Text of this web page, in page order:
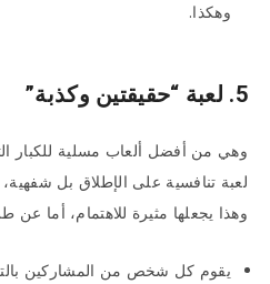
وهكذا.
5. لعبة “حقيقتين وكذبة”
وهي من أفضل ألعاب مسلية للكبار
لعبة تنافسية على الإطلاق بل
وهذا يجعلها مثيرة للاهتمام، أما عن
يقوم كل شخص من المشاركين